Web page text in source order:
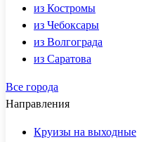
из Костромы
из Чебоксары
из Волгограда
из Саратова
Все города
Направления
Круизы на выходные